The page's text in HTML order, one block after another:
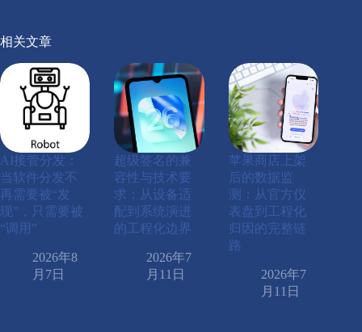
相关文章
AI接管分发：
当软件分发不
再需要被“发
现”，只需要被
“调用”
2026年8
月7日
超级签名的兼
容性与技术要
求：从设备适
配到系统演进
的工程化边界
2026年7
月11日
苹果商店上架
后的数据监
测：从官方仪
表盘到工程化
归因的完整链
路
2026年7
月11日